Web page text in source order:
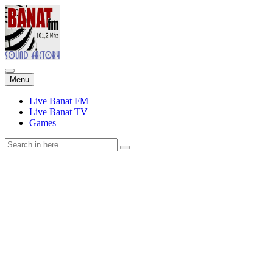
Menu Skip
to
content
Live Banat FM
Live Banat TV
Games
Search
for: